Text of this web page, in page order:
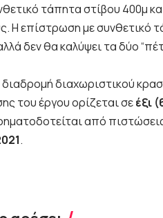
τάπητα στίβου 400μ
Η επίστρωση με συνθετικό
δεν θα καλύψει τα δύο
διαχωριστικού
του έργου ορίζεται σεέξι
από
.